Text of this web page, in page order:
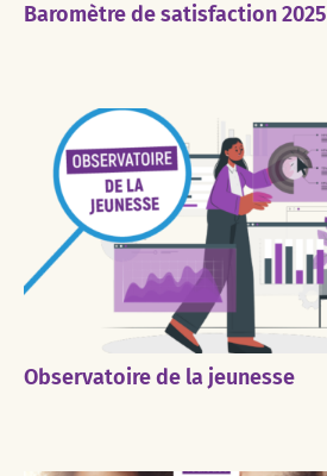
Baromètre de satisfaction 2025
Observatoire de la jeunesse